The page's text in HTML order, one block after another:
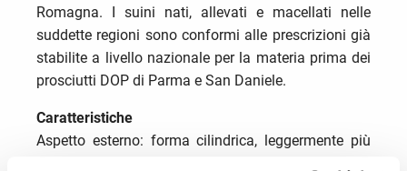
Romagna. I suini nati, allevati e macellati nelle
suddette regioni sono conformi alle prescrizioni già
stabilite a livello nazionale per la materia prima dei
prosciutti DOP di Parma e San Daniele.
Caratteristiche
Aspetto esterno: forma cilindrica, leggermente più